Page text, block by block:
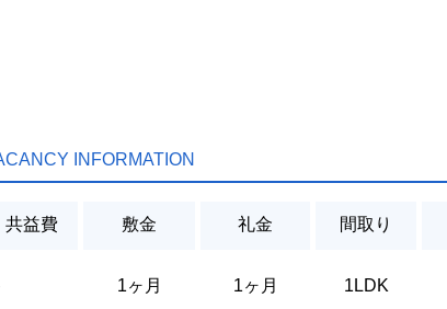
INFORMATION
共益費 敷金 礼金 間取り
1ヶ月 1ヶ月 1LDK